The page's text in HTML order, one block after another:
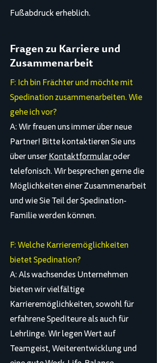
Fußabdruck erheblich.
Fragen zu Karriere und
Zusammenarbeit
F: Ich bin Frächter und möchte mit
Spedination zusammenarbeiten. Wie
gehe ich vor?
A: Wir freuen uns immer über neue
Partner! Bitte kontaktieren Sie uns
über unserKontaktformularoder
telefonisch. Wir besprechen gerne die
Möglichkeiten einer Zusammenarbeit
und wie Sie Teil der Spedination-
Familie werden können.
F: Welche Karrieremöglichkeiten
bietet Spedination?
A: Als wachsendes Unternehmen
bieten wir vielfältige
Karrieremöglichkeiten, sowohl für
erfahrene Spediteure als auch für
Lehrlinge. Wir legen Wert auf
Teamgeist, Weiterentwicklung und